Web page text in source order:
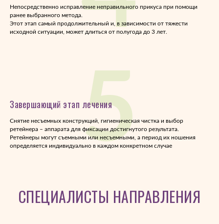
Непосредственно исправление неправильного прикуса при помощи
ранее выбранного метода.
Этот этап самый продолжительный и, в зависимости от тяжести
исходной ситуации, может длиться от полугода до 3 лет.
Завершающий этап лечения
Снятие несъемных конструкций, гигиеническая чистка и выбор
ретейнера – аппарата для фиксации достигнутого результата.
Ретейнеры могут съемными или несъемными, а период их ношения
определяется индивидуально в каждом конкретном случае
5
СПЕЦИАЛИСТЫ НАПРАВЛЕНИЯ